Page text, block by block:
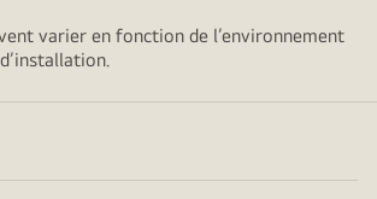
varier en fonction de l’environnement